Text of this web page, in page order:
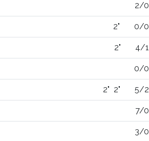
2/0
2" 0/0
2" 4/1
0/0
2" 2" 5/2
7/0
3/0